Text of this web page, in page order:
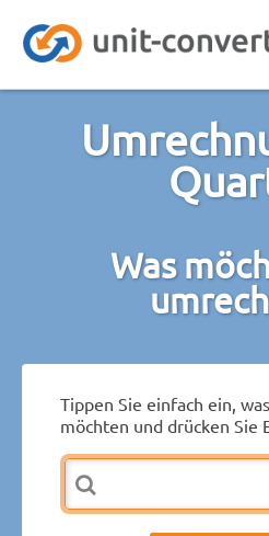
Was
Tippen Sie einfach ein,
möchten und drücken Sie